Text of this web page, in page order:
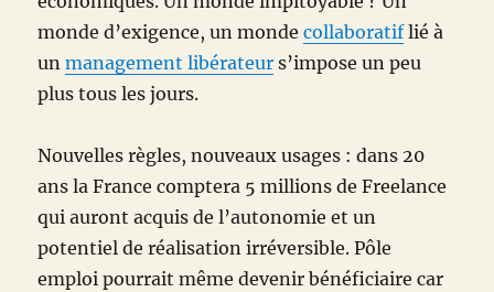
monde d’exigence, un mondecollaboratiflié à
unmanagement libérateur s’impose un peu
plus tous les jours.
Nouvelles règles, nouveaux usages : dans 20
ans la France comptera 5 millions de Freelance
qui auront acquis de l’autonomie et un
potentiel de réalisation irréversible. Pôle
emploi pourrait même devenir bénéficiaire car